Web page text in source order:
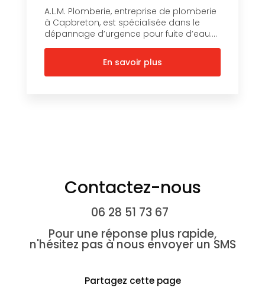
A.L.M. Plomberie, entreprise de plomberie
à Capbreton, est spécialisée dans le
dépannage d’urgence pour fuite d’eau....
En savoir plus
Contactez-nous
06 28 51 73 67
Pour une réponse plus rapide,
n'hésitez pas à nous envoyer un SMS
Partagez cette page